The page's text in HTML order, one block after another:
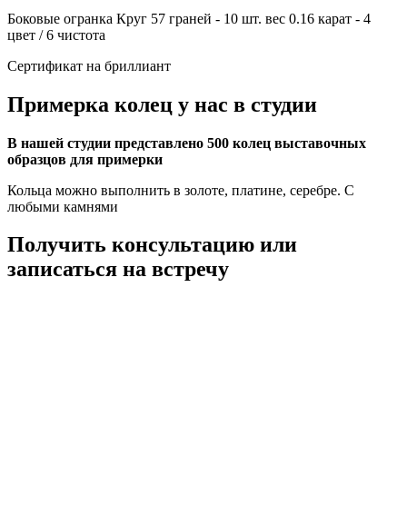
Боковые огранка Круг 57 граней - 10 шт. вес 0.16 карат - 4
цвет / 6 чистота
Сертификат на бриллиант
Примерка колец у нас в студии
В нашей студии представлено 500 колец выставочных
образцов для примерки
Кольца можно выполнить в золоте, платине, серебре. С
любыми камнями
Получить консультацию или
записаться на встречу